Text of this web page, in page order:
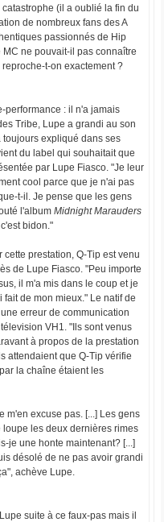
(il a oublié la fin du
de nombreux fans des A
passionnés de Hip
ne pouvait-il pas connaître
t-on exactement ?
performance : il n'a jamais
Tribe, Lupe a grandi au son
expliqué dans ses
du label qui souhaitait que
par Lupe Fiasco. "Je leur
cool parce que je n'ai pas
t-il. Je pense que les gens
l'album Midnight Marauders
bidon."
prestation, Q-Tip est venu
de Lupe Fiasco. "Peu importe
il m'a mis dans le coup et je
fait de mon mieux." Le natif de
erreur de communication
VH1. "Ils sont venus
à propos de la prestation
attendaient que Q-Tip vérifie
la chaîne étaient les
m'en excuse pas. [...] Les gens
les deux dernières rimes
je une honte maintenant? [...]
désolé de ne pas avoir grandi
achève Lupe.
suite à ce faux-pas mais il